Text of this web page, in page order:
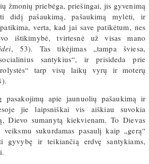
žmonių priebėga, priešingai, jis gyvenimą
didį pašaukimą, pašaukimą mylėti, ir
verta, kad jai save patikėtum, nes
ištikimybė, tvirtesnė už visas mano
, 53). Tas tikėjimas „tampa šviesa,
santykius“, ir prisideda prie
tarp visų laikų vyrų ir moterų
pasakojimų apie jaunuolių pašaukimą ir
jie laipsniškai vis aiškiau suvokia
Dievo sumanytą kiekvienam. To Dievas
sukurdamas pasaulį kaip „gerą“
gyvybę ir teikiančią erdvę santykiams,